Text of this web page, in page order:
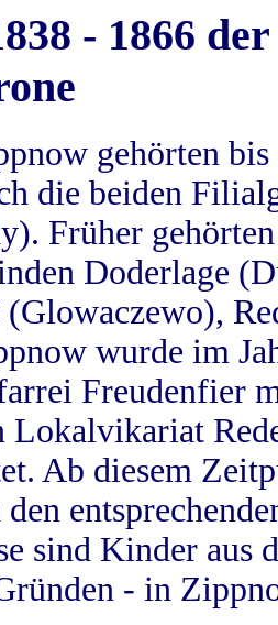
- 1866
gehörten
die beiden
Früher
Doderlage
wurde im
Freudenfier
Lokalvikariat
Ab diesem
sind Kinder aus
- in